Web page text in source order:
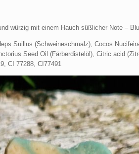
würzig mit einem Hauch süßlicher Note –
Suillus (Schweineschmalz), Cocos
Seed Oil (Färberdistelöl), Citric acid
CI 77288, CI77491